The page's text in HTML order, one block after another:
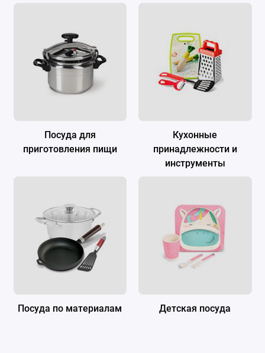
Посуда для
приготовления пищи
Кухонные
принадлежности и
инструменты
Посуда по материалам Детская посуда